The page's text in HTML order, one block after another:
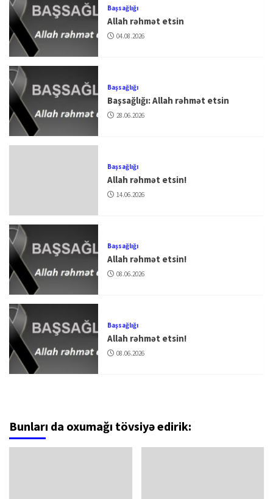
Başsağlığı
Allah rəhmət etsin
04.08.2026
Başsağlığı
Başsağlığı: Allah rəhmət etsin
28.06.2026
Başsağlığı
Allah rəhmət etsin!
14.06.2026
Başsağlığı
Allah rəhmət etsin!
08.06.2026
Başsağlığı
Allah rəhmət etsin!
08.06.2026
Bunları da oxumağı tövsiyə edirik: